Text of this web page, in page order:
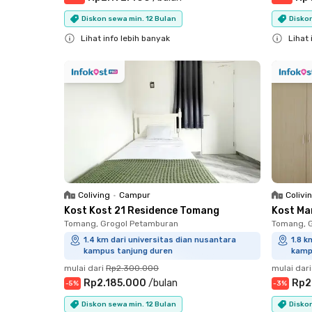
Diskon sewa min. 12 Bulan
Lihat info lebih banyak Lihat
Coliving • Campur
Kost Kost 21 Residence Tomang
Tomang, Grogol Petamburan
1.4 km dari universitas dian nusantara
kampus tanjung duren
mulai dari Rp2.300.000
-5% Rp2.185.000 /bulan
Diskon sewa min. 12 Bulan
Kost
Tomang,
1.8
mulai dari
-3%